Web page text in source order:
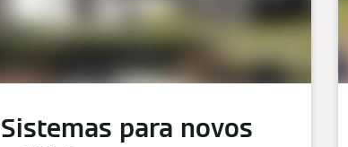
Sistemas para novos